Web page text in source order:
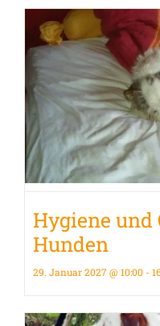
Hygiene und
Hunden
29. Januar 2027 @ 10:00 -